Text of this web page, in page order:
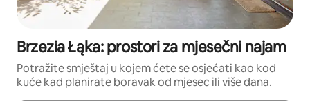
Brzezia Łąka: prostori za mjesečni najam
Potražite smještaj u kojem ćete se osjećati kao kod
kuće kad planirate boravak od mjesec ili više dana.